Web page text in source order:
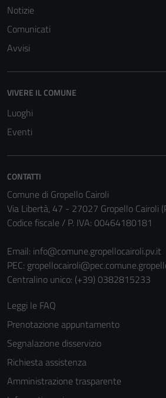
Notizie
Comunicati
Avvisi
VIVERE IL COMUNE
Luoghi
Eventi
CONTATTI
Comune di Gropello Cairoli
Via Libertà, 47 - 27027 Gropello Cairoli
Codice fiscale / P. IVA: 00464180181
Email: info@comune.gropellocairoli.pv.it
PEC:
Centralino unico: (+39) 0382815233
Leggi le FAQ
Prenotazione appuntamento
Segnalazione disservizio
Richiesta assistenza
Amministrazione trasparente